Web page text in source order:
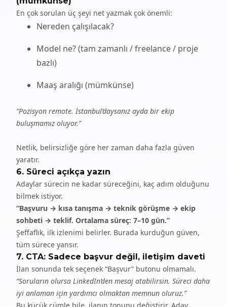
En çok sorulan üç şeyi net yazmak çok önemli:
Nereden çalışılacak?
Model ne? (tam zamanlı / freelance / proje
bazlı)
Maaş aralığı (mümkünse)
“Pozisyon remote. İstanbul’daysanız ayda bir ekip
buluşmamız oluyor.”
Netlik, belirsizliğe göre her zaman daha fazla güven
yaratır.
6. Süreci açıkça yazın
Adaylar sürecin ne kadar süreceğini, kaç adım olduğunu
bilmek istiyor.
“Başvuru → kısa tanışma → teknik görüşme → ekip
sohbeti → teklif. Ortalama süreç: 7–10 gün.”
Şeffaflık, ilk izlenimi belirler. Burada kurduğun güven,
tüm sürece yansır.
7. CTA: Sadece başvur değil, iletişim daveti
İlan sonunda tek seçenek “Başvur” butonu olmamalı.
“Soruların olursa LinkedIn’den mesaj atabilirsin. Süreci daha
iyi anlaman için yardımcı olmaktan memnun oluruz.”